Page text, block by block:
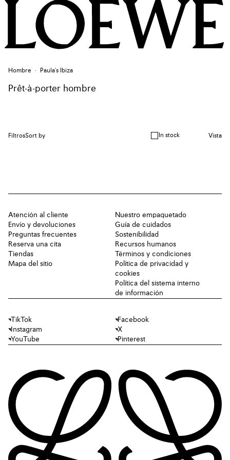
Hombre Paula's Ibiza
Prêt-à-porter hombre
FiltrosSort by In stock Vista
Atención al cliente
Envío y devoluciones
Preguntas frecuentes
Reserva una cita
Tiendas
Mapa del sitio
Nuestro empaquetado
Guía de cuidados
Sostenibilidad
Recursos humanos
Términos y condiciones
Política de privacidad y
cookies
Política del sistema interno
de información
TikTok
Facebook
Instagram
X
YouTube
Pinterest